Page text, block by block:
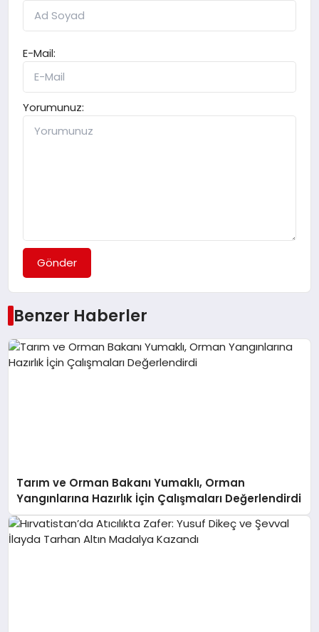
E-Mail:
Yorumunuz:
Gönder
Benzer Haberler
Tarım ve Orman Bakanı Yumaklı, Orman
Yangınlarına Hazırlık İçin Çalışmaları Değerlendirdi